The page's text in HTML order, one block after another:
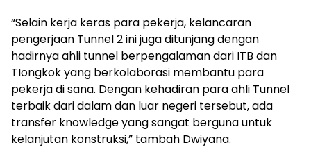
“Selain kerja keras para pekerja, kelancaran
pengerjaan Tunnel 2 ini juga ditunjang dengan
hadirnya ahli tunnel berpengalaman dari ITB dan
TIongkok yang berkolaborasi membantu para
pekerja di sana. Dengan kehadiran para ahli Tunnel
terbaik dari dalam dan luar negeri tersebut, ada
transfer knowledge yang sangat berguna untuk
kelanjutan konstruksi,” tambah Dwiyana.